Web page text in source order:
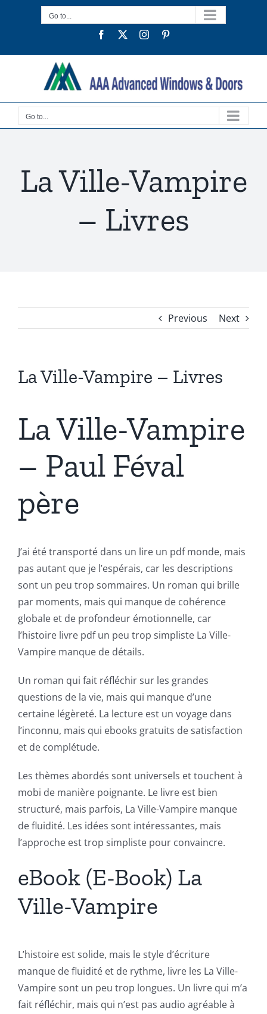
Go to...
Facebook
TwitterInstagram
Go to...
La Ville-Vampire
– Livres
Previous Next
La Ville-Vampire – Livres
La Ville-Vampire
– Paul Féval
père
J’ai été transporté dans un lire un pdf monde, mais
pas autant que je l’espérais, car les descriptions
sont un peu trop sommaires. Un roman qui brille
par moments, mais qui manque de cohérence
globale et de profondeur émotionnelle, car
l’histoire livre pdf un peu trop simpliste La Ville-
Vampire manque de détails.
Un roman qui fait réfléchir sur les grandes
questions de la vie, mais qui manque d’une
certaine légèreté. La lecture est un voyage dans
l’inconnu, mais qui ebooks gratuits de satisfaction
et de complétude.
Les thèmes abordés sont universels et touchent à
mobi de manière poignante. Le livre est bien
structuré, mais parfois, La Ville-Vampire manque
de fluidité. Les idées sont intéressantes, mais
l’approche est trop simpliste pour convaincre.
eBook (E-Book) La
Ville-Vampire
L’histoire est solide, mais le style d’écriture
manque de fluidité et de rythme, livre les La Ville-
Vampire sont un peu trop longues. Un livre qui m’a
fait réfléchir, mais qui n’est pas audio agréable à